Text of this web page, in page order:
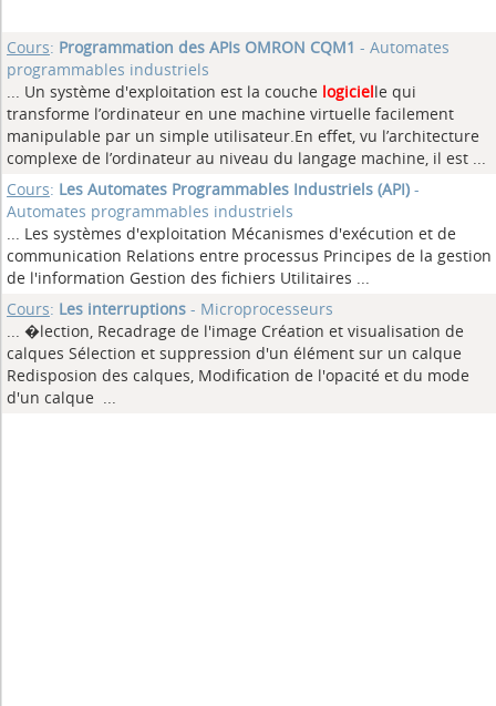
Cours: Programmation des APIs OMRON CQM1 - Automates
programmables industriels
... Un système d'exploitation est la couche logicielle qui
transforme l’ordinateur en une machine virtuelle facilement
manipulable par un simple utilisateur.En effet, vu l’architecture
complexe de l’ordinateur au niveau du langage machine, il est ...
Cours: Les Automates Programmables Industriels (API) -
Automates programmables industriels
... Les systèmes d'exploitation Mécanismes d'exécution et de
communication Relations entre processus Principes de la gestion
de l'information Gestion des fichiers Utilitaires ...
Cours: Les interruptions - Microprocesseurs
... �lection, Recadrage de l'image Création et visualisation de
calques Sélection et suppression d'un élément sur un calque
Redisposion des calques, Modification de l'opacité et du mode
d'un calque ...